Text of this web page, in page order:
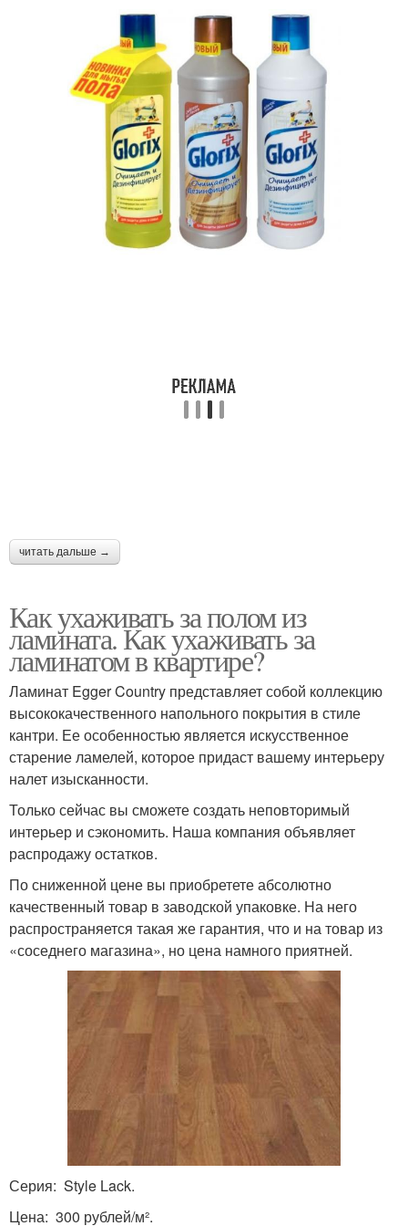
читать дальше →
Как ухаживать за полом из
ламината. Как ухаживать за
ламинатом в квартире?
Ламинат Egger Country представляет собой коллекцию
высококачественного напольного покрытия в стиле
кантри. Ее особенностью является искусственное
старение ламелей, которое придаст вашему интерьеру
налет изысканности.
Только сейчас вы сможете создать неповторимый
интерьер и сэкономить. Наша компания объявляет
распродажу остатков.
По сниженной цене вы приобретете абсолютно
качественный товар в заводской упаковке. На него
распространяется такая же гарантия, что и на товар из
«соседнего магазина», но цена намного приятней.
Серия: Style Lack.
Цена: 300 рублей/м².